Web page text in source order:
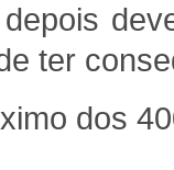
ter
dos